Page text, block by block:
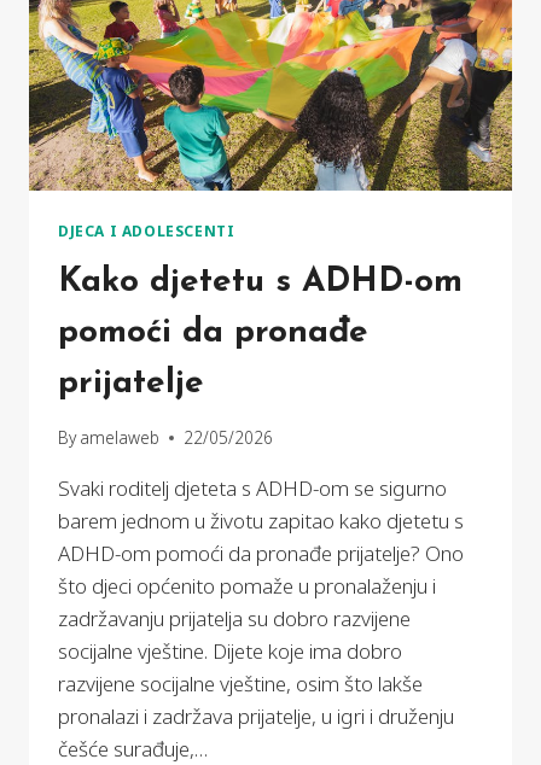
DJECA I ADOLESCENTI
Kako djetetu s ADHD-om
pomoći da pronađe
prijatelje
By amelaweb 22/05/2026
Svaki roditelj djeteta s ADHD-om se sigurno
barem jednom u životu zapitao kako djetetu s
ADHD-om pomoći da pronađe prijatelje? Ono
što djeci općenito pomaže u pronalaženju i
zadržavanju prijatelja su dobro razvijene
socijalne vještine. Dijete koje ima dobro
razvijene socijalne vještine, osim što lakše
pronalazi i zadržava prijatelje, u igri i druženju
češće surađuje,…